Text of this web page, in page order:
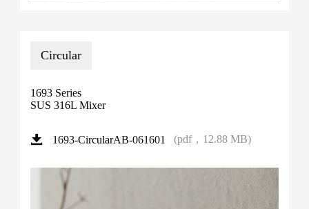
Circular
1693 Series
SUS 316L Mixer
1693-CircularAB-061601 (pdf，12.88 MB)